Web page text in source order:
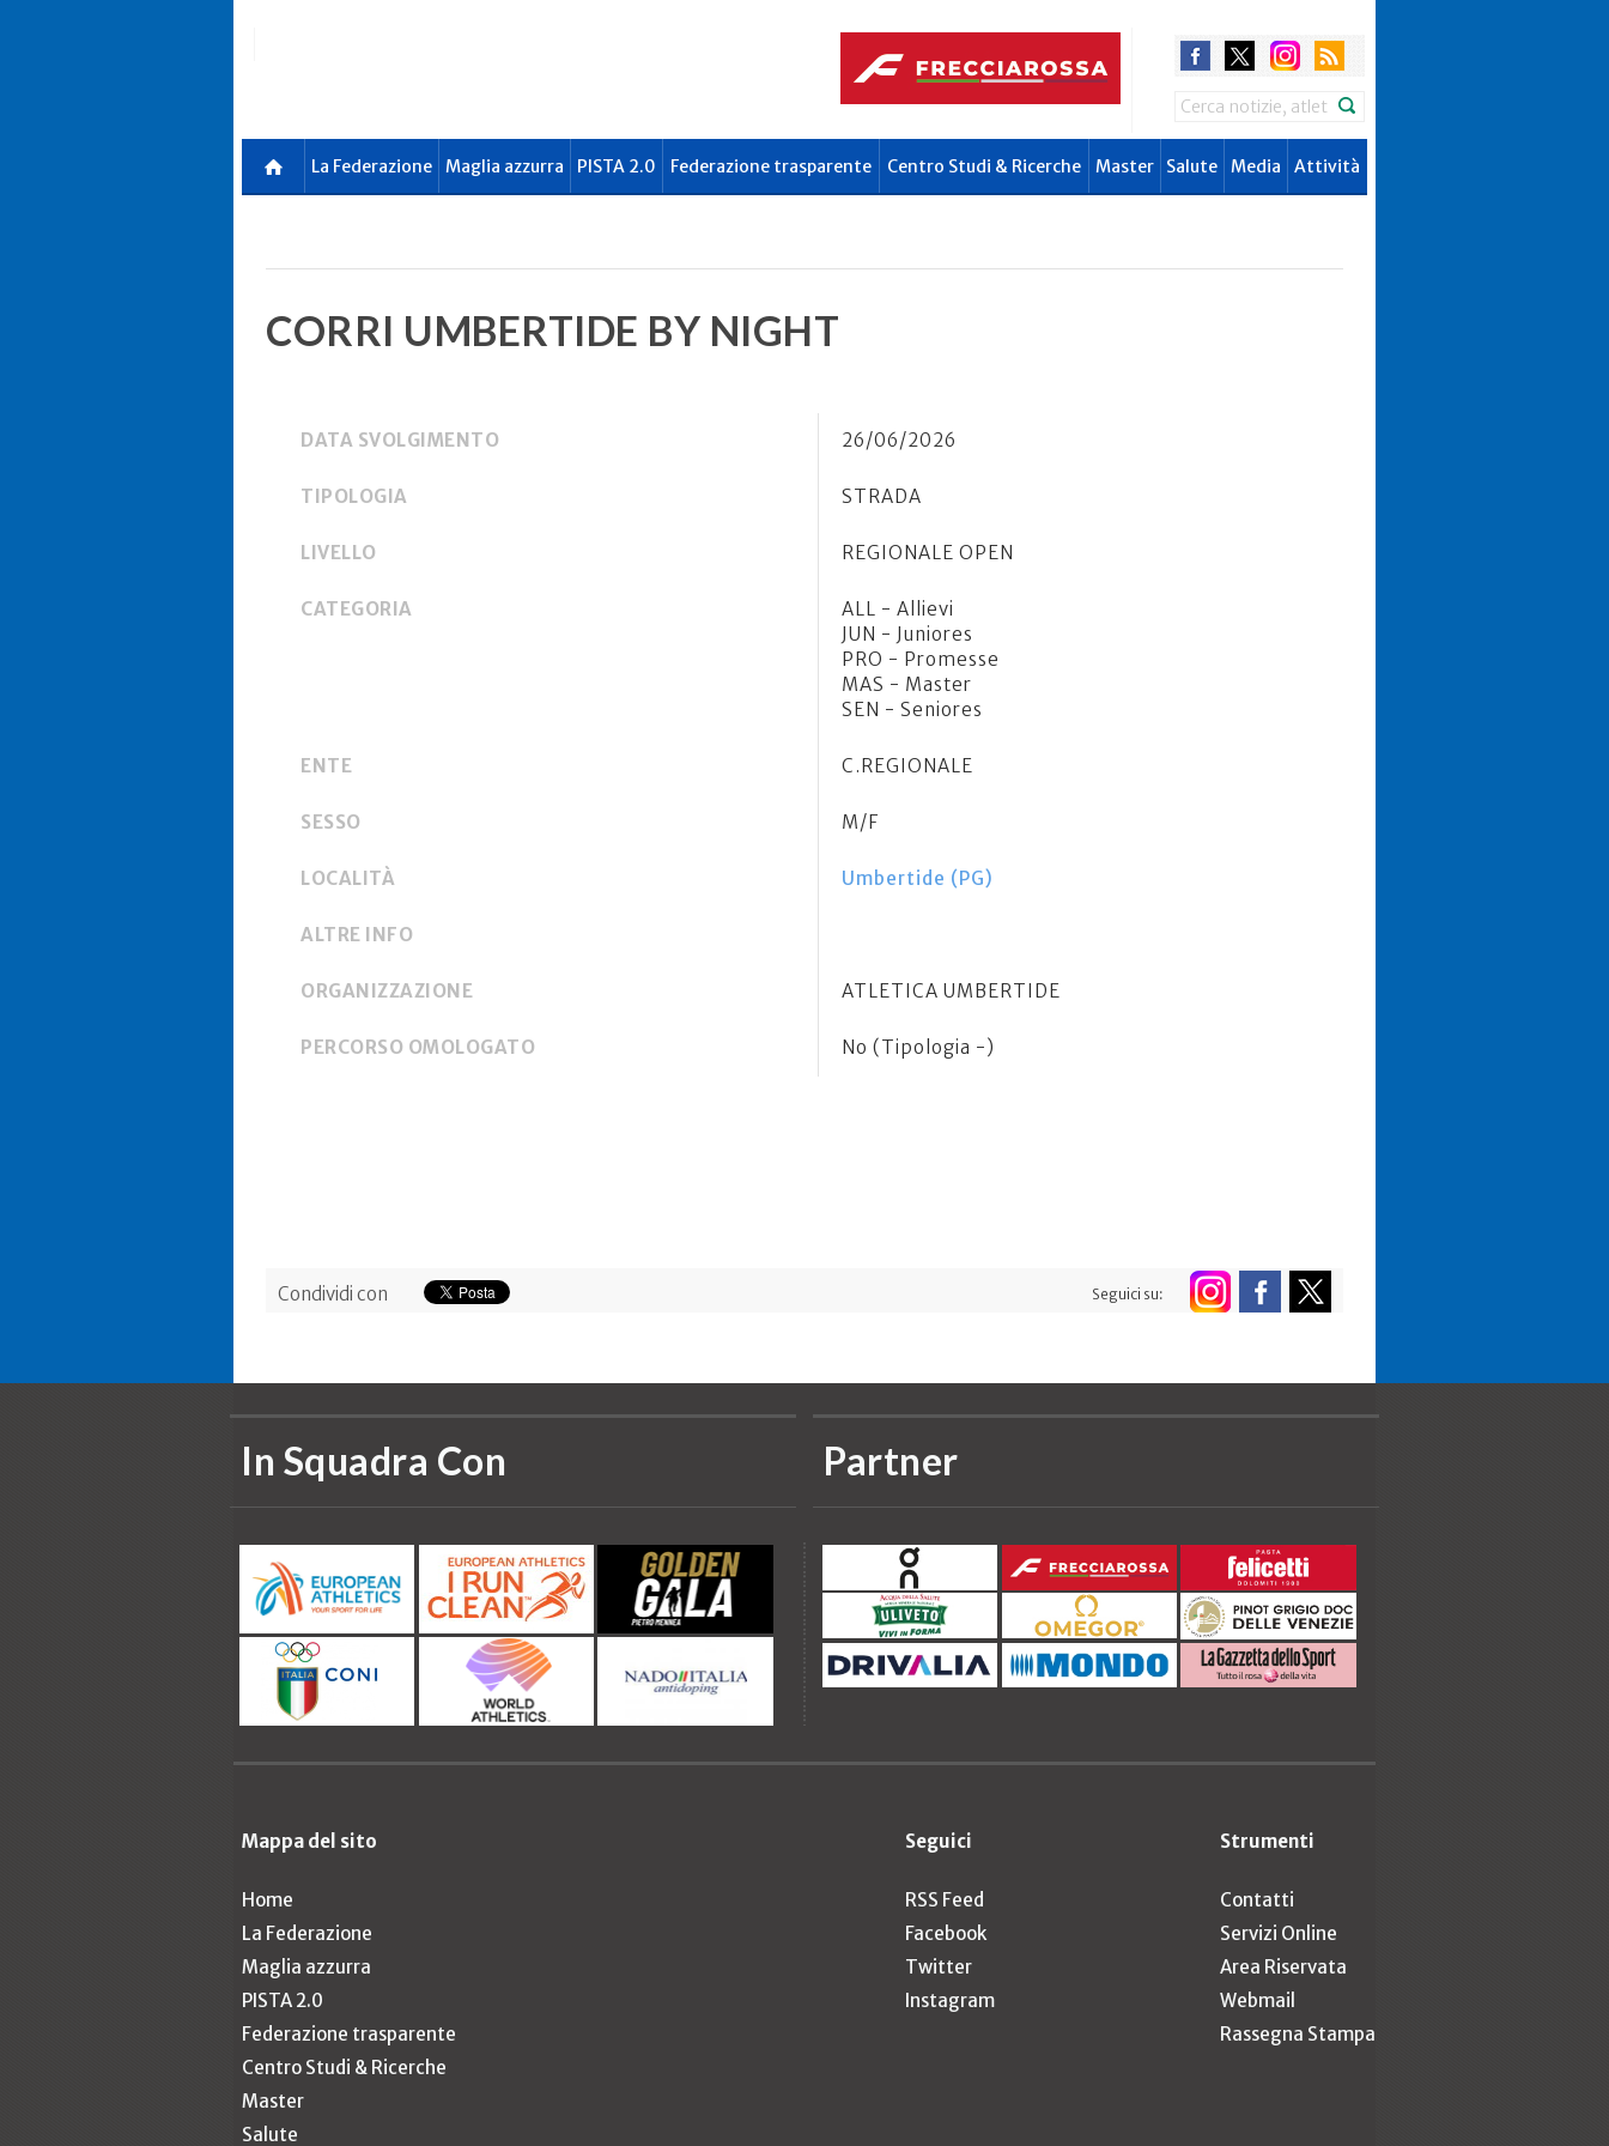
Search
La Federazione Maglia azzurra PISTA 2.0 Federazione trasparente Centro Studi & Ricerche Master Salute Media Attività
CORRI UMBERTIDE BY NIGHT
DATA SVOLGIMENTO 26/06/2026
TIPOLOGIA STRADA
LIVELLO REGIONALE OPEN
CATEGORIA
ALL - Allievi
JUN - Juniores
PRO - Promesse
MAS - Master
SEN - Seniores
ENTE C.REGIONALE
SESSO M/F
LOCALITÀ Umbertide (PG)
ALTRE INFO
ORGANIZZAZIONE ATLETICA UMBERTIDE
PERCORSO OMOLOGATO No (Tipologia -)
Condividi con Seguici su:
In Squadra Con Partner
Mappa del sito
Home
La Federazione
Maglia azzurra
PISTA 2.0
Federazione trasparente
Centro Studi & Ricerche
Master
Salute
Seguici
RSS Feed
Facebook
Twitter
Instagram
Strumenti
Contatti
Servizi Online
Area Riservata
Webmail
Rassegna Stampa